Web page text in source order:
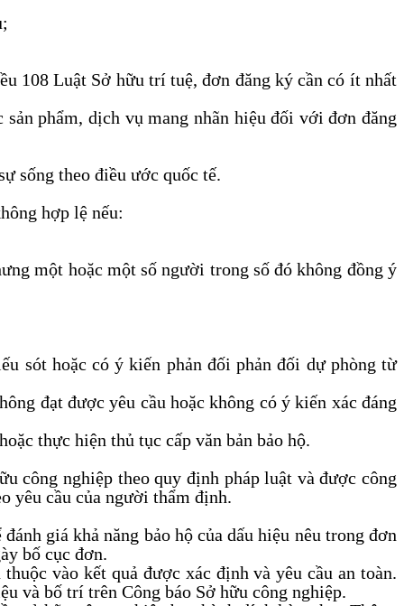
108 Luật Sở hữu trí tuệ, đơn đăng ký cần có ít nhất
phẩm, dịch vụ mang nhãn hiệu đối với đơn đăng
sống theo điều ước quốc tế.
hợp lệ nếu:
một hoặc một số người trong số đó không đồng ý
sót hoặc có ý kiến phản đối phản đối dự phòng từ
đạt được yêu cầu hoặc không có ý kiến xác đáng
thực hiện thủ tục cấp văn bản bảo hộ.
công nghiệp theo quy định pháp luật và được công
yêu cầu của người thẩm định.
giá khả năng bảo hộ của dấu hiệu nêu trong đơn
bố cục đơn.
vào kết quả được xác định và yêu cầu an toàn.
và bố trí trên Công báo Sở hữu công nghiệp.